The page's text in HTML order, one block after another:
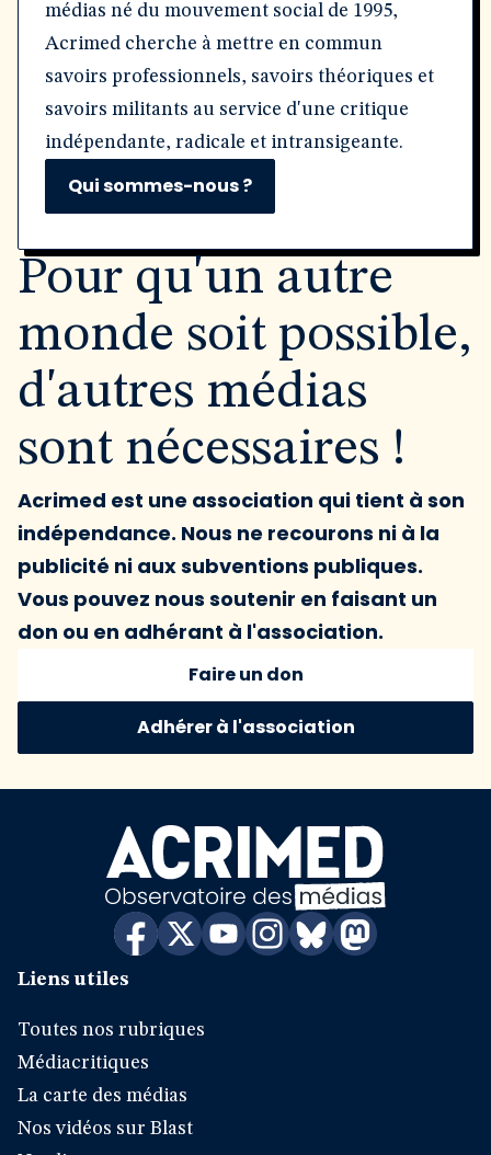
médias né du mouvement social de 1995,
Acrimed cherche à mettre en commun
savoirs professionnels, savoirs théoriques et
savoirs militants au service d'une critique
indépendante, radicale et intransigeante.
Qui sommes-nous ?
Pour qu'un autre
monde soit possible,
d'autres médias
sont nécessaires !
Acrimed est une association qui tient à son
indépendance. Nous ne recourons ni à la
publicité ni aux subventions publiques.
Vous pouvez nous soutenir en faisant un
don ou en adhérant à l'association.
Faire un don
Adhérer à l'association
Liens utiles
Toutes nos rubriques
Médiacritiques
La carte des médias
Nos vidéos sur Blast